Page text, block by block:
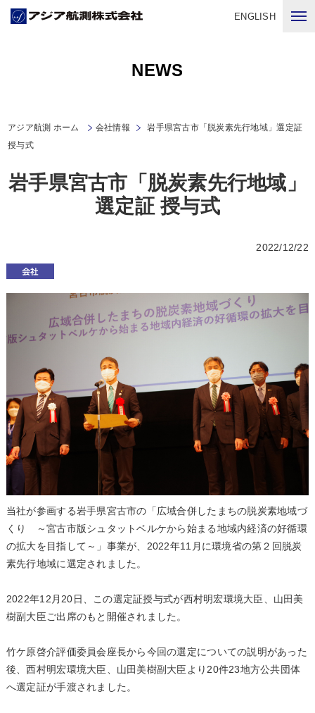
ENGLISH
NEWS
アジア航測 ホーム 会社情報
岩手県宮古市「脱炭素先行地域」選定証
授与式
岩手県宮古市「脱炭素先行地域」
選定証 授与式
2022/12/22
当社が参画する岩手県宮古市の「広域合併したまちの脱炭素地域づ
くり ～宮古市版シュタットベルケから始まる地域内経済の好循環
の拡大を目指して～」事業が、2022年11月に環境省の第２回脱炭
素先行地域に選定されました。
2022年12月20日、この選定証授与式が西村明宏環境大臣、山田美
樹副大臣ご出席のもと開催されました。
竹ケ原啓介評価委員会座長から今回の選定についての説明があった
後、西村明宏環境大臣、山田美樹副大臣より20件23地方公共団体
へ選定証が手渡されました。